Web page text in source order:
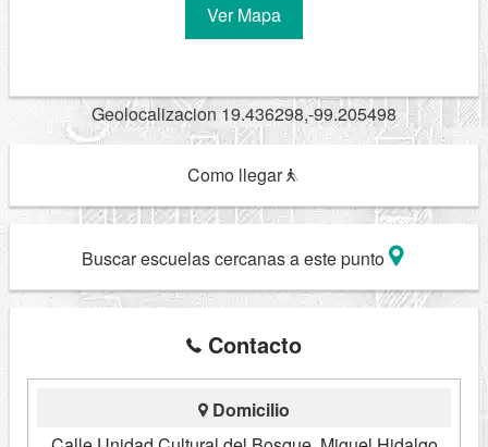
Ver Mapa
Geolocalizacion 19.436298,-99.205498
Como llegar
Buscar escuelas cercanas a este punto
Contacto
Domicilio